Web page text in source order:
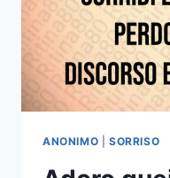
E
CI
SI
PUÒ
ANONIMO SORRISO